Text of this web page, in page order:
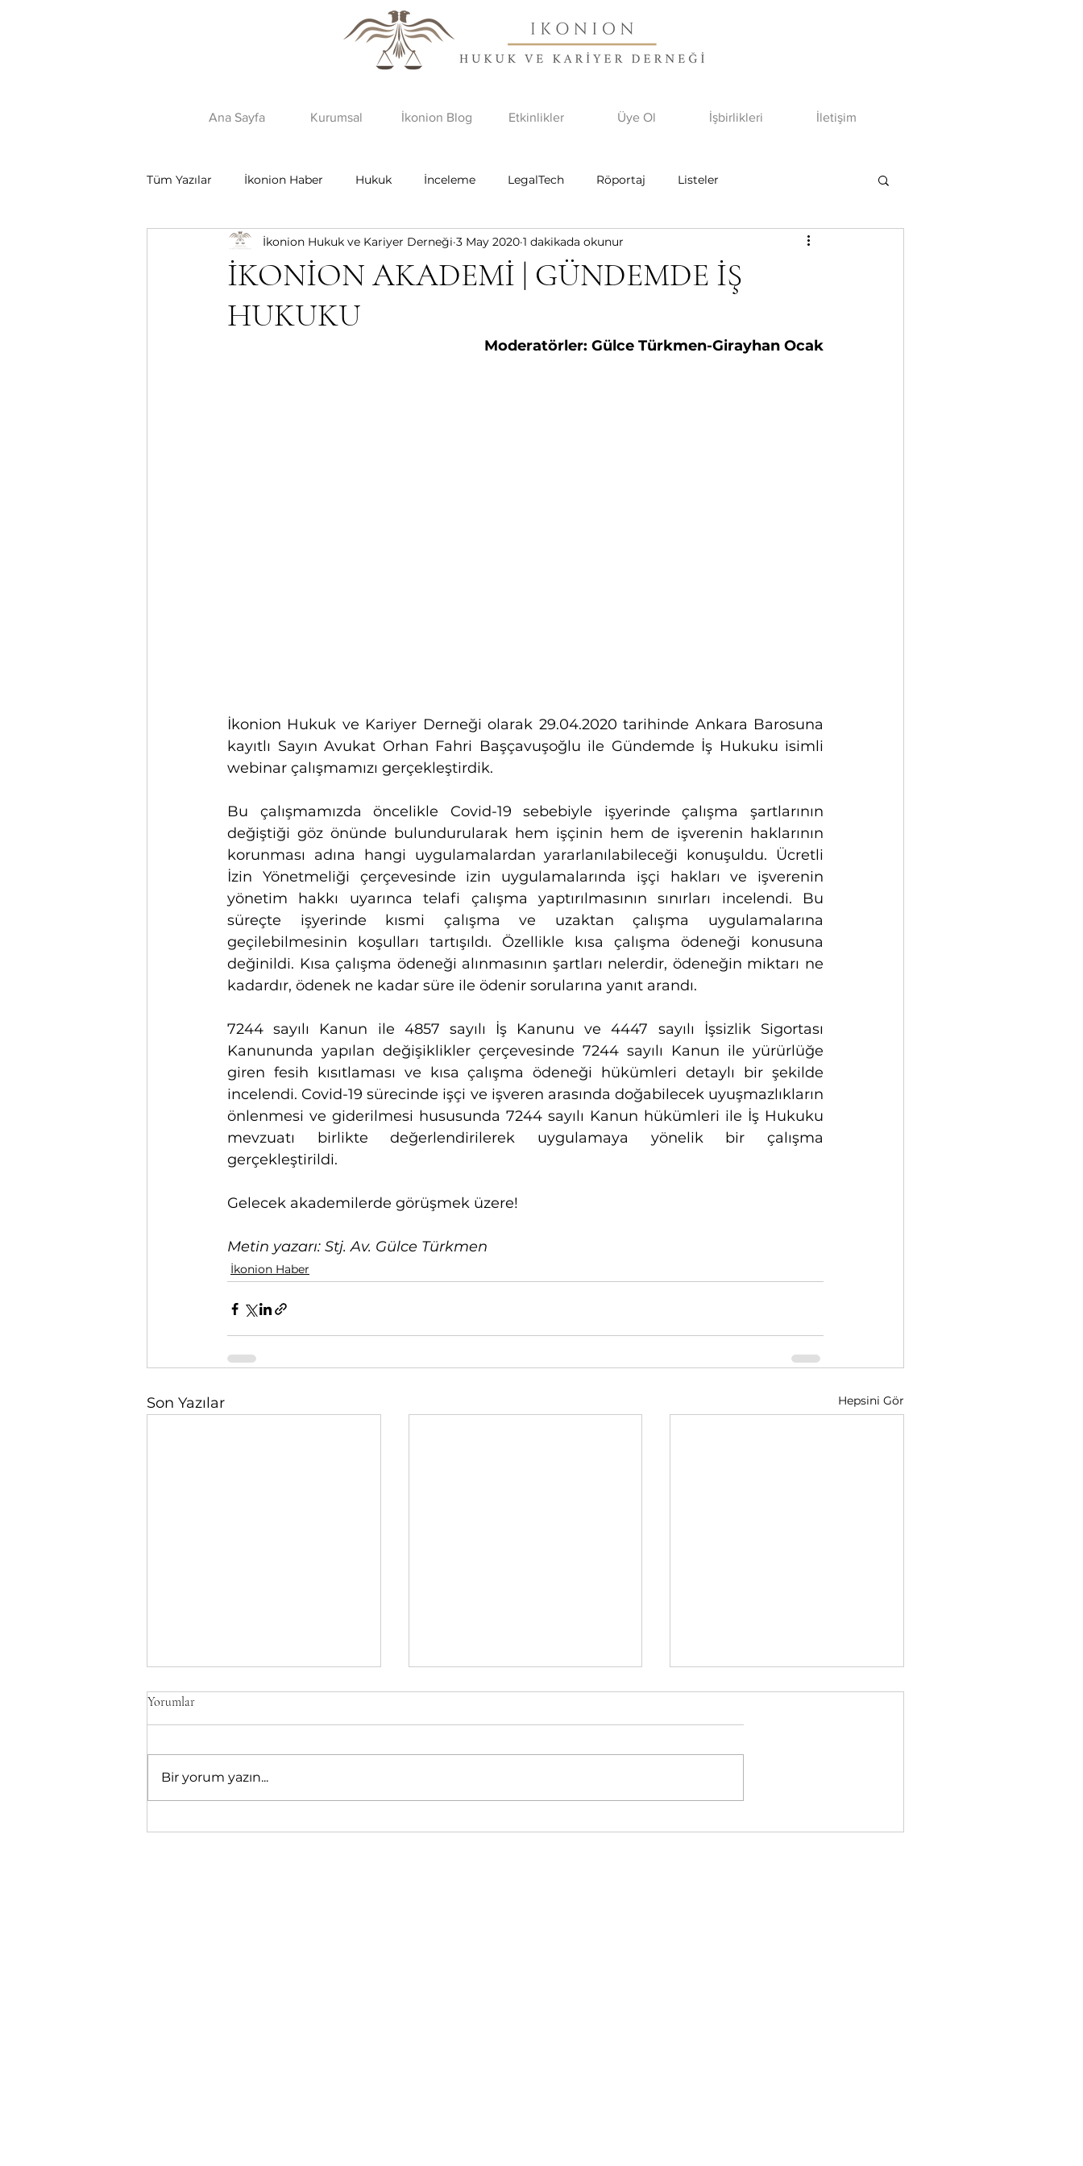
Ana Sayfa Kurumsal İkonion Blog Etkinlikler Üye Ol İşbirlikleri İletişim
Tüm Yazılar İkonion Haber Hukuk İnceleme LegalTech Röportaj Listeler
İKONİON AKADEMİ | GÜNDEMDE İŞ
HUKUKU
İkonion Hukuk ve Kariyer Derneği 3 May 2020 1 dakikada okunur
Moderatörler: Gülce Türkmen-Girayhan Ocak
İkonion Hukuk ve Kariyer Derneği olarak 29.04.2020 tarihinde Ankara Barosuna
kayıtlı Sayın Avukat Orhan Fahri Başçavuşoğlu ile Gündemde İş Hukuku isimli
webinar çalışmamızı gerçekleştirdik.
Bu çalışmamızda öncelikle Covid-19 sebebiyle işyerinde çalışma şartlarının
değiştiği göz önünde bulundurularak hem işçinin hem de işverenin haklarının
korunması adına hangi uygulamalardan yararlanılabileceği konuşuldu. Ücretli
İzin Yönetmeliği çerçevesinde izin uygulamalarında işçi hakları ve işverenin
yönetim hakkı uyarınca telafi çalışma yaptırılmasının sınırları incelendi. Bu
süreçte işyerinde kısmi çalışma ve uzaktan çalışma uygulamalarına
geçilebilmesinin koşulları tartışıldı. Özellikle kısa çalışma ödeneği konusuna
değinildi. Kısa çalışma ödeneği alınmasının şartları nelerdir, ödeneğin miktarı ne
kadardır, ödenek ne kadar süre ile ödenir sorularına yanıt arandı.
7244 sayılı Kanun ile 4857 sayılı İş Kanunu ve 4447 sayılı İşsizlik Sigortası
Kanununda yapılan değişiklikler çerçevesinde 7244 sayılı Kanun ile yürürlüğe
giren fesih kısıtlaması ve kısa çalışma ödeneği hükümleri detaylı bir şekilde
incelendi. Covid-19 sürecinde işçi ve işveren arasında doğabilecek uyuşmazlıkların
önlenmesi ve giderilmesi hususunda 7244 sayılı Kanun hükümleri ile İş Hukuku
mevzuatı birlikte değerlendirilerek uygulamaya yönelik bir çalışma
gerçekleştirildi.
Gelecek akademilerde görüşmek üzere!
Metin yazarı: Stj. Av. Gülce Türkmen
İkonion Haber
Son Yazılar Hepsini Gör
Yorumlar
Bir yorum yazın...